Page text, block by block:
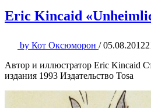
Eric Kincaid
by Кот Оксюморон / 05.08.2012
Автор и иллюстратор Eric Kincaid
издания 1993 Издательство Tosa